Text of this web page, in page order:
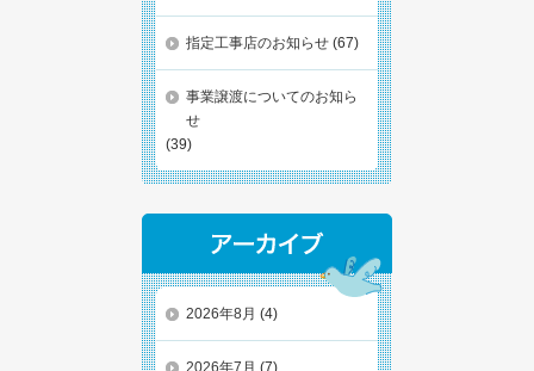
指定工事店のお知らせ (67)
事業譲渡についてのお知ら
せ
(39)
2026年8月 (4)
2026年7月 (7)